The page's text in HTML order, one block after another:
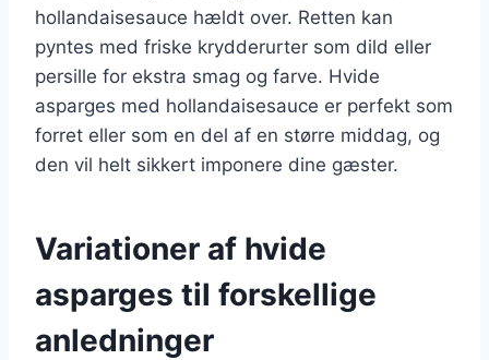
hollandaisesauce hældt over. Retten kan
pyntes med friske krydderurter som dild eller
persille for ekstra smag og farve. Hvide
asparges med hollandaisesauce er perfekt som
forret eller som en del af en større middag, og
den vil helt sikkert imponere dine gæster.
Variationer af hvide
asparges til forskellige
anledninger